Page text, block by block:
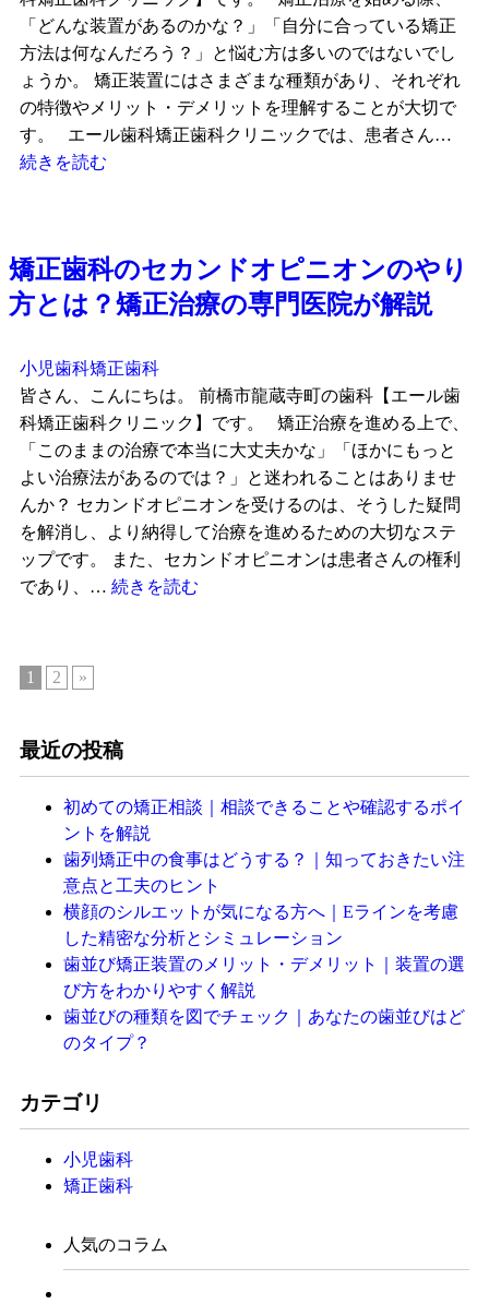
「どんな装置があるのかな？」「自分に合っている矯正
方法は何なんだろう？」と悩む方は多いのではないでし
ょうか。 矯正装置にはさまざまな種類があり、それぞれ
の特徴やメリット・デメリットを理解することが大切で
す。 エール歯科矯正歯科クリニックでは、患者さん…
続きを読む
矯正歯科のセカンドオピニオンのやり
方とは？矯正治療の専門医院が解説
小児歯科矯正歯科
皆さん、こんにちは。 前橋市龍蔵寺町の歯科【エール歯
科矯正歯科クリニック】です。 矯正治療を進める上で、
「このままの治療で本当に大丈夫かな」「ほかにもっと
よい治療法があるのでは？」と迷われることはありませ
んか？ セカンドオピニオンを受けるのは、そうした疑問
を解消し、より納得して治療を進めるための大切なステ
ップです。 また、セカンドオピニオンは患者さんの権利
であり、… 続きを読む
1 2 »
最近の投稿
初めての矯正相談｜相談できることや確認するポイ
ントを解説
歯列矯正中の食事はどうする？｜知っておきたい注
意点と工夫のヒント
横顔のシルエットが気になる方へ｜Eラインを考慮
した精密な分析とシミュレーション
歯並び矯正装置のメリット・デメリット｜装置の選
び方をわかりやすく解説
歯並びの種類を図でチェック｜あなたの歯並びはど
のタイプ？
カテゴリ
小児歯科
矯正歯科
人気のコラム